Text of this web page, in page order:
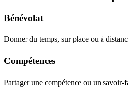
Bénévolat
Donner du temps, sur place ou à
Compétences
Partager une compétence ou un savoir-